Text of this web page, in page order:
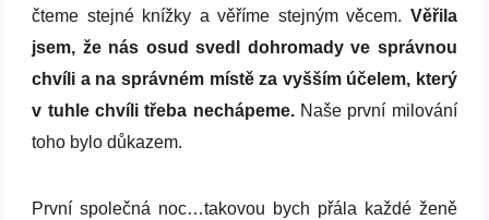
čteme stejné knížky a věříme stejným věcem. Věřila
jsem, že nás osud svedl dohromady ve správnou
chvíli a na správném místě za vyšším účelem, který
v tuhle chvíli třeba nechápeme.Naše první milování
toho bylo důkazem.
První společná noc…takovou bych přála každé ženě